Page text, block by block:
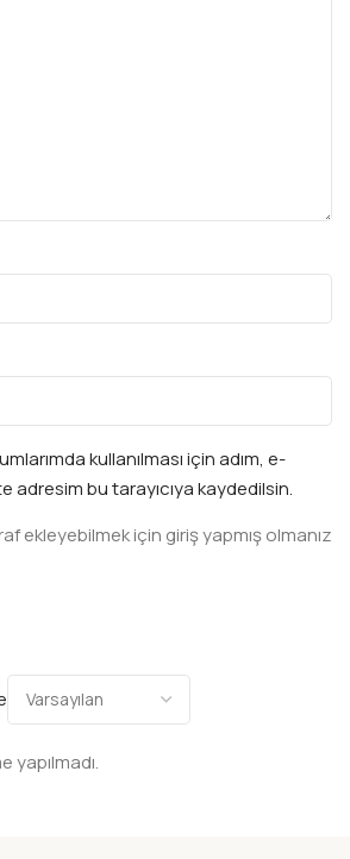
yapılmadı.
kullanılması için adım, e-
adresim bu tarayıcıya kaydedilsin.
ekleyebilmek için giriş yapmış olmanız